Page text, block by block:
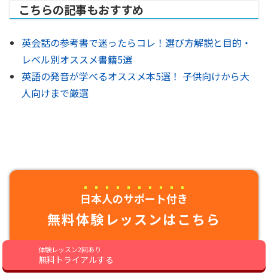
体験レッスン2回あり
無料トライアルする
こちらの記事もおすすめ
英会話の参考書で迷ったらコレ！選び方解説と目的・
レベル別オススメ書籍5選
英語の発音が学べるオススメ本5選！ 子供向けから大
人向けまで厳選
日本人のサポート付き
無料体験レッスンはこちら